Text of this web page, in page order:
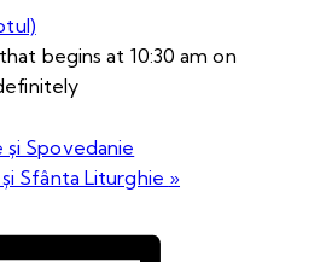
begins at 10:30 am on
Spovedanie
Sfânta Liturghie »